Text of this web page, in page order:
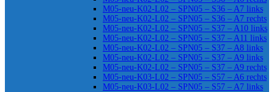
M05-neu-K02-L02 – SPN05 – S36 – A7 links
M05-neu-K02-L02 – SPN05 – S36 – A7 rechts
M05-neu-K02-L02 – SPN05 – S37 – A10 links
M05-neu-K02-L02 – SPN05 – S37 – A11 links
M05-neu-K02-L02 – SPN05 – S37 – A8 links
M05-neu-K02-L02 – SPN05 – S37 – A9 links
M05-neu-K02-L02 – SPN05 – S37 – A9 rechts
M05-neu-K03-L02 – SPN05 – S57 – A6 rechts
M05-neu-K03-L02 – SPN05 – S57 – A7 links